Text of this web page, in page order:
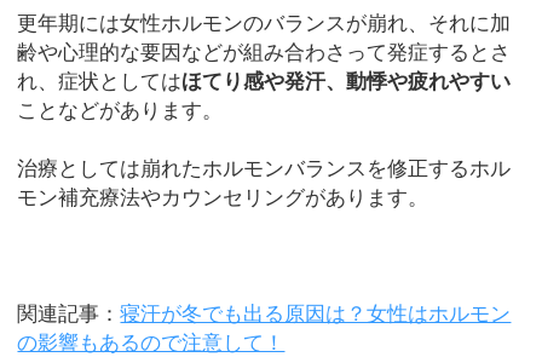
更年期には女性ホルモンのバランスが崩れ、それに加
齢や心理的な要因などが組み合わさって発症するとさ
れ、症状としてはほてり感や発汗、動悸や疲れやすい
ことなどがあります。
治療としては崩れたホルモンバランスを修正するホル
モン補充療法やカウンセリングがあります。
関連記事：寝汗が冬でも出る原因は？女性はホルモン
の影響もあるので注意して！